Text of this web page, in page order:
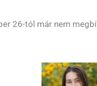
26-tól már nem